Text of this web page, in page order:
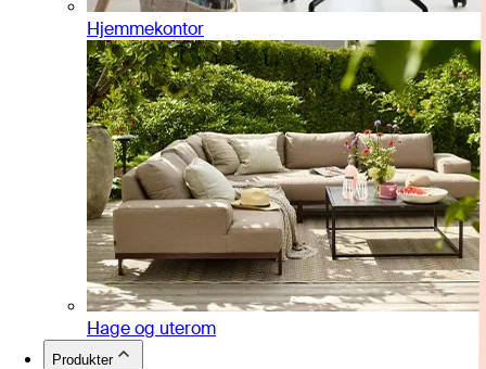
Hjemmekontor
Hage og uterom
Produkter